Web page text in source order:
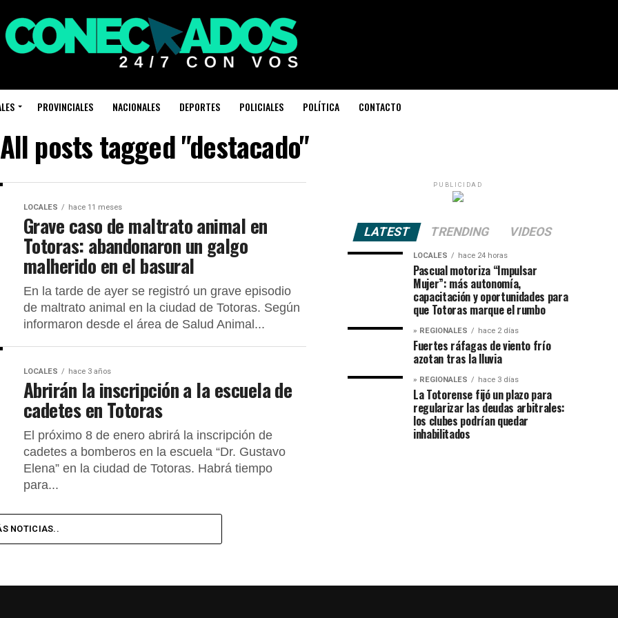
PROVINCIALES NACIONALES DEPORTES POLICIALES POLÍTICA CONTACTO
All posts tagged "destacado"
LOCALES hace 11 meses
Grave caso de maltrato animal en
Totoras: abandonaron un galgo
malherido en el basural
En la tarde de ayer se registró un grave episodio
de maltrato animal en la ciudad de Totoras. Según
informaron desde el área de Salud Animal...
LOCALES hace 3 años
Abrirán la inscripción a la escuela de
cadetes en Totoras
El próximo 8 de enero abrirá la inscripción de
cadetes a bomberos en la escuela “Dr. Gustavo
Elena” en la ciudad de Totoras. Habrá tiempo
para...
NOTICIAS..
PUBLICIDAD
LATEST TRENDING VIDEOS
LOCALES hace 24 horas
Pascual motoriza “Impulsar
Mujer”: más autonomía,
capacitación y oportunidades para
que Totoras marque el rumbo
» REGIONALES hace 2 días
Fuertes ráfagas de viento frío
azotan tras la lluvia
» REGIONALES hace 3 días
La Totorense fijó un plazo para
regularizar las deudas arbitrales:
los clubes podrían quedar
inhabilitados